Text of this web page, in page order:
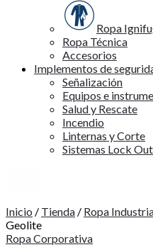
Ropa
Ropa Técnica
Accesorios
Implementos de
Señalización
Equipos e
Salud y Rescate
Incendio
Linternas y Corte
Sistemas Lock Out
Inicio / Tienda / Ropa
Geolite
Ropa Corporativa